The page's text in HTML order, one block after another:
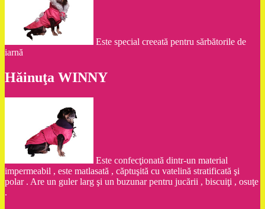
Este special creeată pentru sărbătorile de
iarnă
Hăinuţa WINNY
Este confecţionată dintr-un material
impermeabil , este matlasată , căptuşită cu vatelină stratificată şi
polar . Are un guler larg şi un buzunar pentru jucării , biscuiţi , osuţe
.